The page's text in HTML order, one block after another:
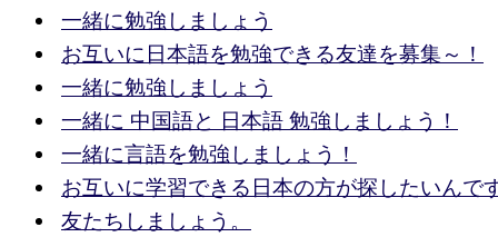
一緒に勉強しましょう
お互いに日本語を勉強できる友達を募集～！
一緒に勉強しましょう
一緒に 中国語と 日本語 勉強しましょう！
一緒に言語を勉強しましょう！
お互いに学習できる日本の方が探したいんで
友たちしましょう。